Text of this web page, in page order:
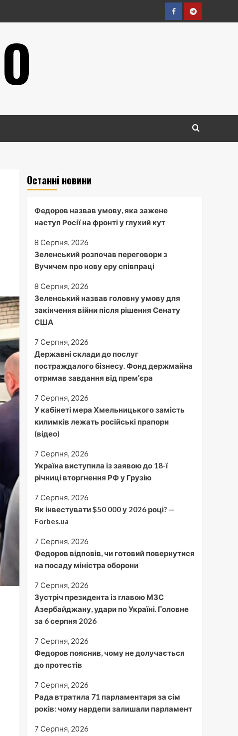
FacebookTelegram
Останні новини
Федоров назвав умову, яка зажене
наступ Росії на фронті у глухий кут
8 Серпня, 2026
Зеленський розпочав переговори з
Вучичем про нову еру співпраці
8 Серпня, 2026
Зеленський назвав головну умову для
закінчення війни після рішення Сенату
США
7 Серпня, 2026
Державні склади до послуг
постраждалого бізнесу. Фонд держмайна
отримав завдання від прем’єра
7 Серпня, 2026
У кабінеті мера Хмельницького замість
килимків лежать російські прапори
(відео)
7 Серпня, 2026
Україна виступила із заявою до 18-ї
річниці вторгнення РФ у Грузію
7 Серпня, 2026
Як інвестувати $50 000 у 2026 році? —
Forbes.ua
7 Серпня, 2026
Федоров відповів, чи готовий повернутися
на посаду міністра оборони
7 Серпня, 2026
Зустріч президента із главою МЗС
Азербайджану, удари по Україні. Головне
за 6 серпня 2026
7 Серпня, 2026
Федоров пояснив, чому не долучається
до протестів
7 Серпня, 2026
Рада втратила 71 парламентаря за сім
років: чому нардепи залишали парламент
7 Серпня, 2026